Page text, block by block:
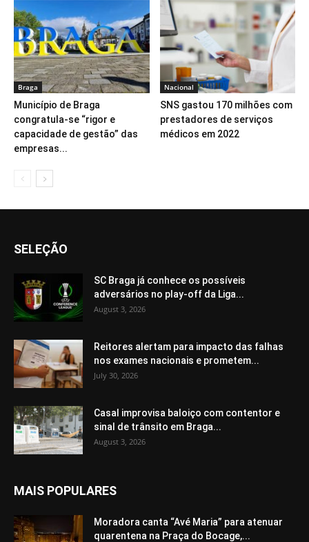
Braga
Município de Braga
congratula-se “rigor e
capacidade de gestão” das
empresas...
Nacional
SNS gastou 170 milhões com
prestadores de serviços
médicos em 2022
SELEÇÃO
SC Braga já conhece os possíveis
adversários no play-off da Liga...
August 3, 2026
Reitores alertam para impacto das falhas
nos exames nacionais e prometem...
July 30, 2026
Casal improvisa baloiço com contentor e
sinal de trânsito em Braga...
August 3, 2026
MAIS POPULARES
Moradora canta “Avé Maria” para atenuar
quarentena na Praça do Bocage,...